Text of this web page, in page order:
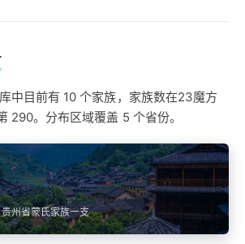
中目前有 10 个家族，家族数在23魔方
290。分布区域覆盖 5 个省份。
州省蒙氏家族一支